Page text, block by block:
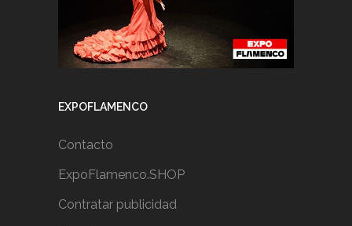
EXPOFLAMENCO
Contacto
ExpoFlamenco.SHOP
Contratar publicidad